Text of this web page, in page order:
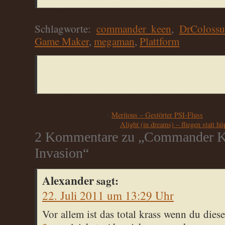
Schlagworte: commander keen,
Game Maker, megaman, Plattform
Meritous – Gestörter PSI-Fluss
Alight (in dreams) – fliegen statt
2 Kommentare zu „Commander
Invasion“
Alexandersagt:
22. Juli 2011 um 13:29 Uhr
Vor allem ist das total krass wenn du